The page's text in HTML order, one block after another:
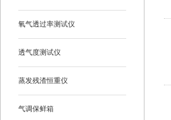
氧气透过率测试仪
透气度测试仪
蒸发残渣恒重仪
气调保鲜箱